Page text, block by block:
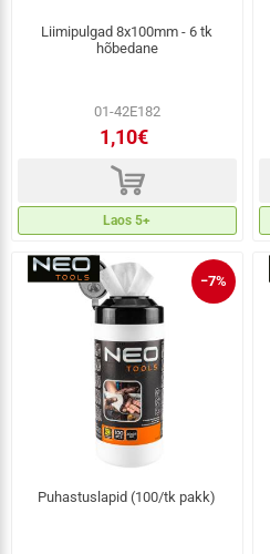
Liimipulgad 8x100mm - 6 tk
hõbedane
01-42E182
1,10€
d
Laos 5+
−7%
Puhastuslapid (100/tk pakk)